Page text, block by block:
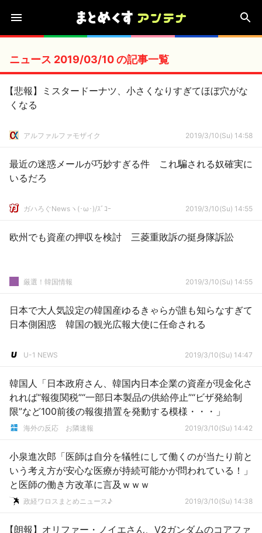
ニュース 2019/03/10 の記事一覧
【悲報】ミスタードーナツ、小さくなりすぎてほぼ穴がな
くなる
アルファルファモザイク 2019/3/10(Su) 14:58
最近の迷惑メールが巧妙すぎる件 これ騙される奴確実に
いるだろ
ガハろぐNewsヽ(･ω･)/ｽﾞｺｰ 2019/3/10(Su) 14:55
欧州でも資産の押収を検討 三菱重敗訴の挺身隊訴訟
厳選！韓国情報 2019/3/10(Su) 14:55
日本で大人気設定の韓国産ゆるきゃらが誰も知らなすぎて
日本側困惑 韓国の観光広報大使に任命される
U-1 NEWS 2019/3/10(Su) 14:47
韓国人「日本政府さん、韓国内日本企業の資産が現金化さ
れれば“報復関税”“一部日本製品の供給停止”“ビザ発給制
限”など100前後の報復措置を発動する模様・・・」
海外の反応 お隣速報 2019/3/10(Su) 14:42
小泉進次郎「医師は自分を犠牲にして働くのが当たり前と
いう考え方が安心な医療が持続可能かが問われている！」
と医師の働き方改革に言及ｗｗｗ
政経ワロスまとめニュース♪ 2019/3/10(Su) 14:38
【朗報】オリファー・ノイエさん、V2ガンダムのコアファ